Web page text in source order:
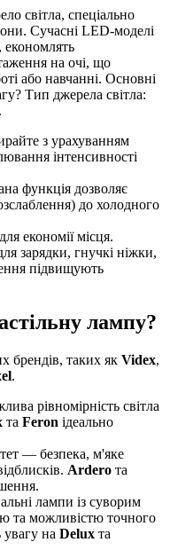
світла, спеціально
Сучасні LED-моделі
економлять
на очі, що
або навчанні. Основні
Тип джерела світла:
з урахуванням
інтенсивності
функція дозволяє
до холодного
економії місця.
зарядки, гнучкі ніжки,
підвищують
лампу?
брендів, таких як Videx,
.
рівномірність світла
та Feron ідеально
— безпека, м'яке
Ardero та
лампи із суворим
та можливістю точного
увагу на Delux та